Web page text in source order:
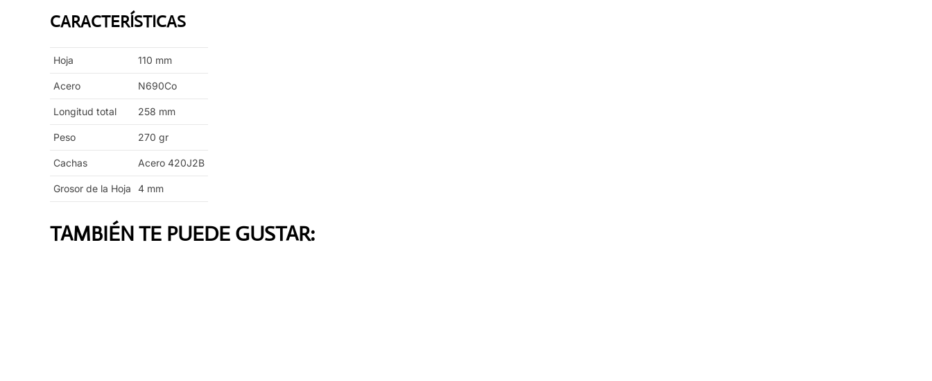
CARACTERÍSTICAS
Hoja 110 mm
Acero N690Co
Longitud total 258 mm
Peso 270 gr
Cachas Acero 420J2B
Grosor de la Hoja 4 mm
TAMBIÉN TE PUEDE GUSTAR: